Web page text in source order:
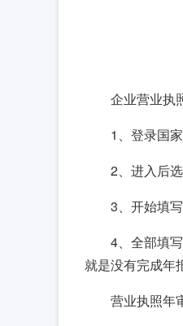
企业营业执
1、登录国
2、进入后
3、开始填
4、全部填
就是没有完成年
营业执照年